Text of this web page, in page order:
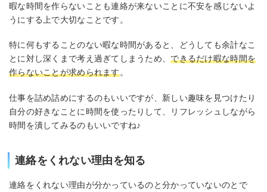
暇な時間を作らないことも連絡が来ないことに不安を感じないよ
うにする上で大切なことです。
特に何もすることのない暇な時間があると、どうしても余計なこ
とに対し深くまで考え過ぎてしまうため、できるだけ暇な時間を
作らないことが求められます。
仕事を詰め詰めにするのもいいですが、新しい趣味を見つけたり
自分の好きなことに時間を使ったりして、リフレッシュしながら
時間を潰してみるのもいいですね♪
連絡をくれない理由を知る
連絡をくれない理由が分かっているのと分かっていないのとで